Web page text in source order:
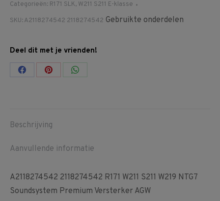
Categorieën: R171 SLK, W211 S211 E-klasse
SKU:A2118274542 2118274542 Gebruikte onderdelen
Deel dit met je vrienden!
Share Share Share
Beschrijving
Aanvullende informatie
A2118274542 2118274542 R171 W211 S211 W219 NTG7
Soundsystem Premium Versterker AGW